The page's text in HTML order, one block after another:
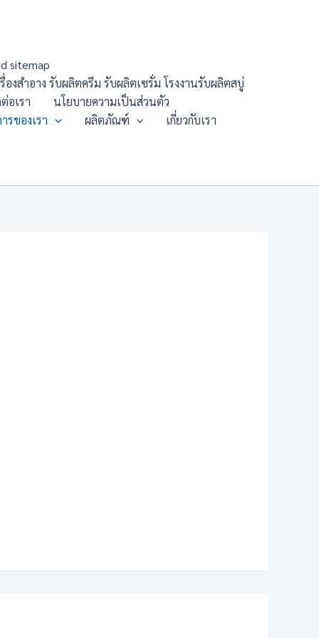
sitemap
องสำอาง รับผลิตครีม รับผลิตเซรั่ม โรงงานรับผลิตสบู่
อเรา
นโยบายความเป็นส่วนตัว
รของเรา
ผลิตภัณฑ์ เกี่ยวกับเรา